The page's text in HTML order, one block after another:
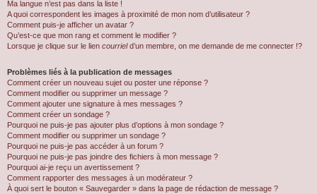
Ma langue n’est pas dans la liste !
A quoi correspondent les images à proximité de mon nom d’utilisateur ?
Comment puis-je afficher un avatar ?
Qu’est-ce que mon rang et comment le modifier ?
Lorsque je clique sur le lien courrield’un membre, on me demande de me connecter !?
Problèmes liés à la publication de messages
Comment créer un nouveau sujet ou poster une réponse ?
Comment modifier ou supprimer un message ?
Comment ajouter une signature à mes messages ?
Comment créer un sondage ?
Pourquoi ne puis-je pas ajouter plus d’options à mon sondage ?
Comment modifier ou supprimer un sondage ?
Pourquoi ne puis-je pas accéder à un forum ?
Pourquoi ne puis-je pas joindre des fichiers à mon message ?
Pourquoi ai-je reçu un avertissement ?
Comment rapporter des messages à un modérateur ?
À quoi sert le bouton « Sauvegarder » dans la page de rédaction de message ?